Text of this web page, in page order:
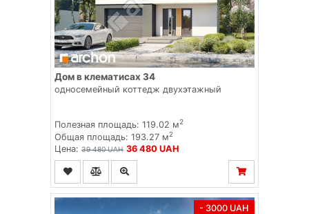
Дом в клематисах 34
односемейный коттедж двухэтажный
Полезная площадь: 119.02 м2
Общая площадь: 193.27 м2
Цена: 39 480 UAH 36 480 UAH
- 3000 UAH